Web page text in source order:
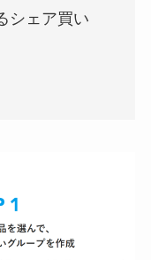
シェア買い